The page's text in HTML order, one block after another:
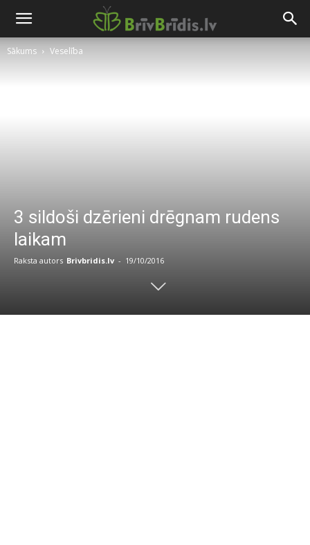
Sākums Veselība
3 sildoši dzērieni drēgnam rudens
laikam
Raksta autors Brivbridis.lv - 19/10/2016